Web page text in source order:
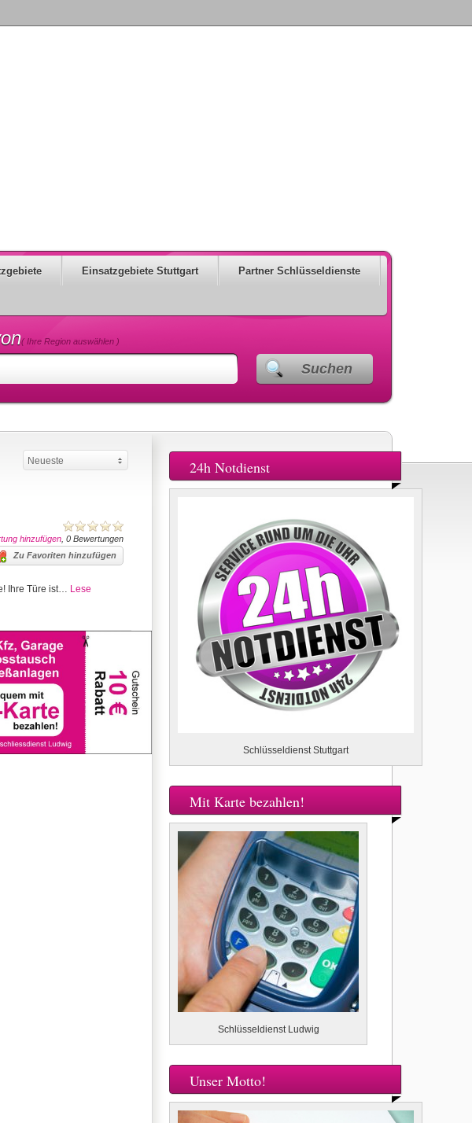
Einsatzgebiete Stuttgart Partner Schlüsseldienste
( Ihre Region auswählen )
Suchen
Neueste
hinzufügen , 0 Bewertungen
Zu Favoriten hinzufügen
Ihre Türe ist… Lese
24h Notdienst
Schlüsseldienst Stuttgart
Mit Karte bezahlen!
Schlüsseldienst Ludwig
Unser Motto!